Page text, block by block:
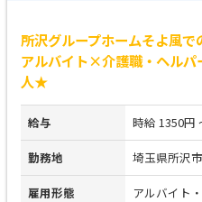
所沢グループホームそよ風
アルバイト×介護職・ヘル
人★
給与 時給 1350円
勤務地 埼玉県所沢
雇用形態 アルバイト